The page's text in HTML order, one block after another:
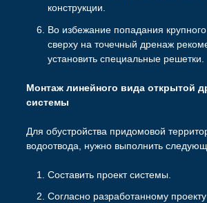
конструкции.
Во избежание попадания крупного
сверху на точечный дренаж
установить специальные решетки.
Монтаж линейного вида открытой
системы
Для обустройства придомовой
водоотвода, нужно выполнить
Составить проект системы.
Согласно разработанному